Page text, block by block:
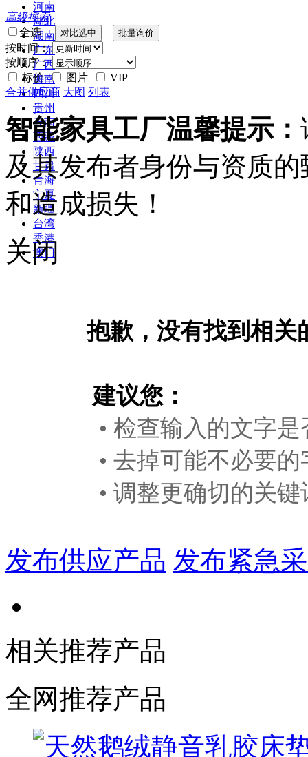
河南
湖北
湖南
广东
广西
海南
四川
贵州
云南
西藏
陕西
甘肃
青海
宁夏
新疆
台湾
香港
澳门
高级搜索
全选
按时间：
按顺序：
标价
图片
VIP
合并供应商 大图 列表
智能家具工厂温馨提示：
及其发布者身份与资质
和造成损失！
关闭
抱歉，没有找到相关
建议您：
• 检查输入的文字是
• 去掉可能不必要
• 调整更确切的关
发布供应产品 发布紧急
相关推荐产品
全网推荐产品